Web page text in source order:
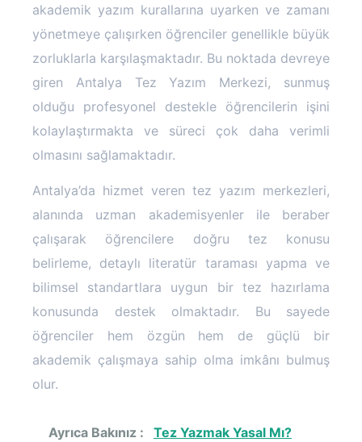
akademik yazım kurallarına uyarken ve zamanı
yönetmeye çalışırken öğrenciler genellikle büyük
zorluklarla karşılaşmaktadır. Bu noktada devreye
giren Antalya Tez Yazım Merkezi, sunmuş
olduğu profesyonel destekle öğrencilerin işini
kolaylaştırmakta ve süreci çok daha verimli
olmasını sağlamaktadır.
Antalya’da hizmet veren tez yazım merkezleri,
alanında uzman akademisyenler ile beraber
çalışarak öğrencilere doğru tez konusu
belirleme, detaylı literatür taraması yapma ve
bilimsel standartlara uygun bir tez hazırlama
konusunda destek olmaktadır. Bu sayede
öğrenciler hem özgün hem de güçlü bir
akademik çalışmaya sahip olma imkânı bulmuş
olur.
Ayrıca Bakınız : Tez Yazmak Yasal Mı?